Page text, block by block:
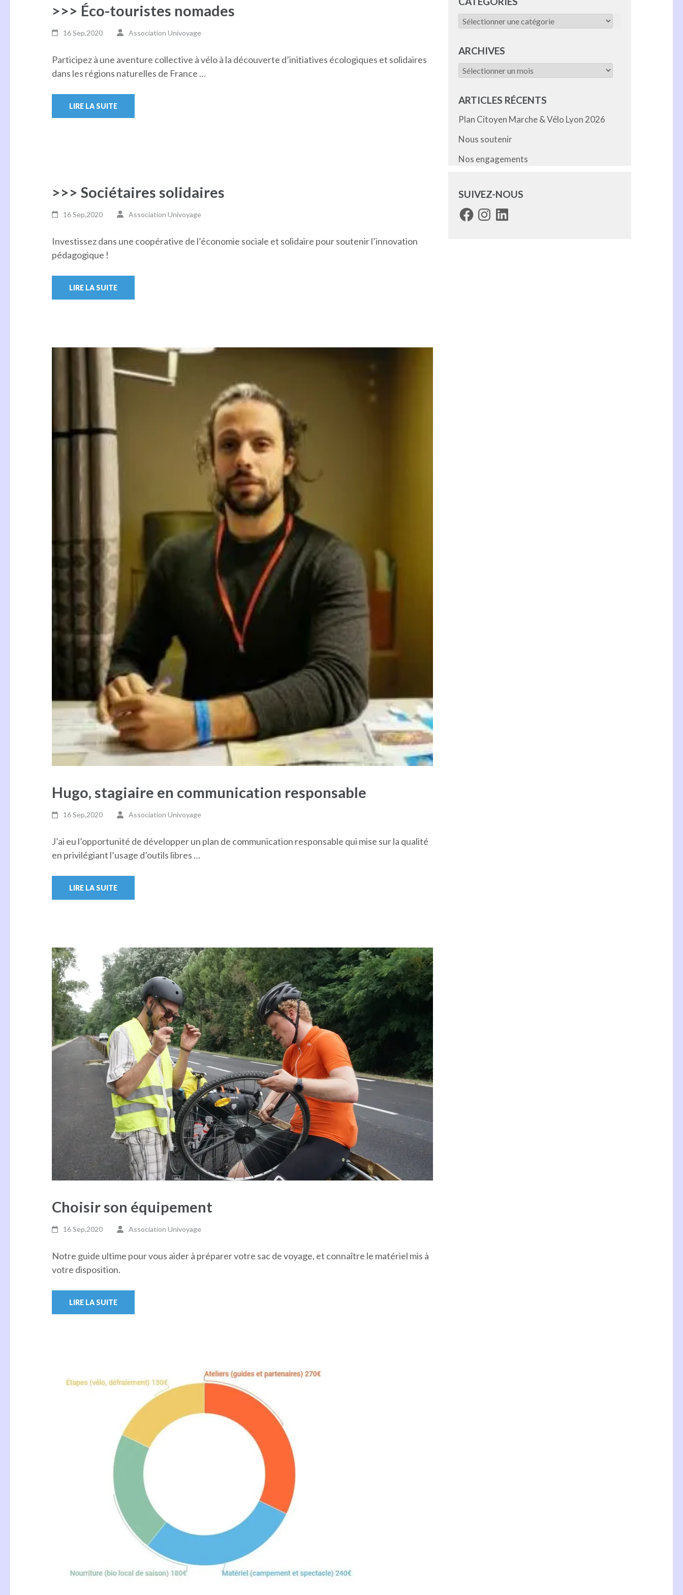
>>> Éco-touristes nomades
16 Sep,2020 Association Univoyage
Participez à une aventure collective à vélo à la découverte d’initiatives écologiques et solidaires
dans les régions naturelles de France …
LIRE LA SUITE
>>> Sociétaires solidaires
16 Sep,2020 Association Univoyage
Investissez dans une coopérative de l’économie sociale et solidaire pour soutenir l’innovation
pédagogique !
LIRE LA SUITE
Hugo, stagiaire en communication responsable
16 Sep,2020 Association Univoyage
J’ai eu l’opportunité de développer un plan de communication responsable qui mise sur la qualité
en privilégiant l’usage d’outils libres …
LIRE LA SUITE
Choisir son équipement
16 Sep,2020 Association Univoyage
Notre guide ultime pour vous aider à préparer votre sac de voyage, et connaître le matériel mis à
votre disposition.
LIRE LA SUITE
Catégories
ARCHIVES
Archives
ARTICLES RÉCENTS
Plan Citoyen Marche & Vélo Lyon 2026
Nous soutenir
Nos engagements
SUIVEZ-NOUS
FacebookInstagram
LinkedIn